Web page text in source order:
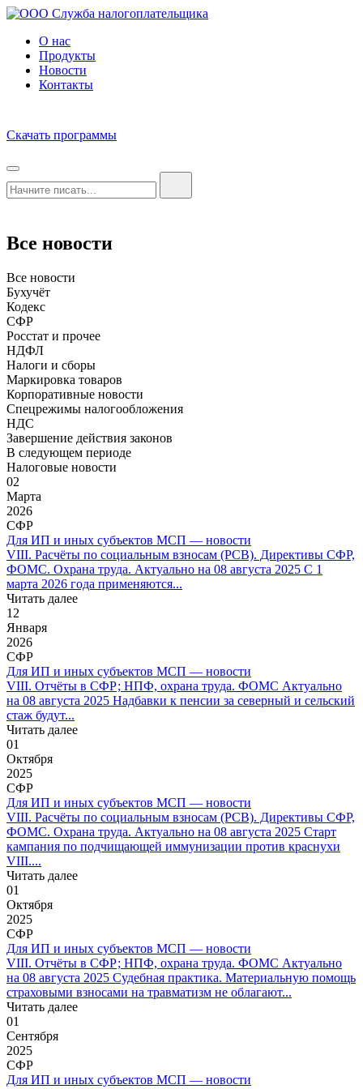
О нас
Продукты
Новости
Контакты
Скачать программы
Все новости
Все новости
Бухучёт
Кодекс
СФР
Росстат и прочее
НДФЛ
Налоги и сборы
Маркировка товаров
Корпоративные новости
Спецрежимы налогообложения
НДС
Завершение действия законов
В следующем периоде
Налоговые новости
02
Марта
2026
СФР
Для ИП и иных субъектов МСП — новости
VIII. Расчёты по социальным взносам (РСВ). Директивы СФР,
ФОМС. Охрана труда. Актуально на 08 августа 2025 С 1
марта 2026 года применяются...
Читать далее
12
Января
2026
СФР
Для ИП и иных субъектов МСП — новости
VIII. Отчёты в СФР; НПФ, охрана труда. ФОМС Актуально
на 08 августа 2025 Надбавки к пенсии за северный и сельский
стаж будут...
Читать далее
01
Октября
2025
СФР
Для ИП и иных субъектов МСП — новости
VIII. Расчёты по социальным взносам (РСВ). Директивы СФР,
ФОМС. Охрана труда. Актуально на 08 августа 2025 Старт
кампания по подчищающей иммунизации против краснухи
VIII....
Читать далее
01
Октября
2025
СФР
Для ИП и иных субъектов МСП — новости
VIII. Отчёты в СФР; НПФ, охрана труда. ФОМС Актуально
на 08 августа 2025 Судебная практика. Материальную помощь
страховыми взносами на травматизм не облагают...
Читать далее
01
Сентября
2025
СФР
Для ИП и иных субъектов МСП — новости